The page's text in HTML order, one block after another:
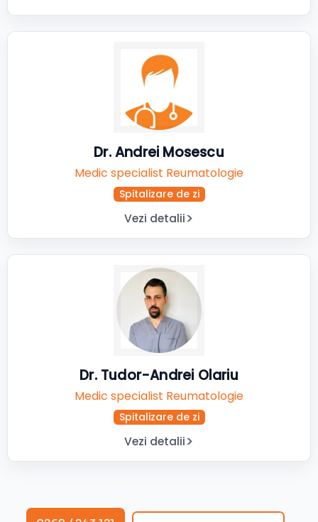
Dr. Andrei Mosescu
Medic specialist Reumatologie
Spitalizare de zi
Vezi detalii
Dr. Tudor-Andrei Olariu
Medic specialist Reumatologie
Spitalizare de zi
Vezi detalii